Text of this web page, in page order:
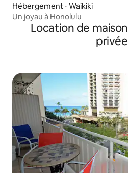
Hébergement ⋅ Waikiki
Un joyau à Honolulu
Location de